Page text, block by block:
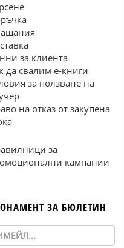
за клиента
да свалим е-книги
за ползване на
на отказ от закупена
за
кампании
ЗА БЮЛЕТИН